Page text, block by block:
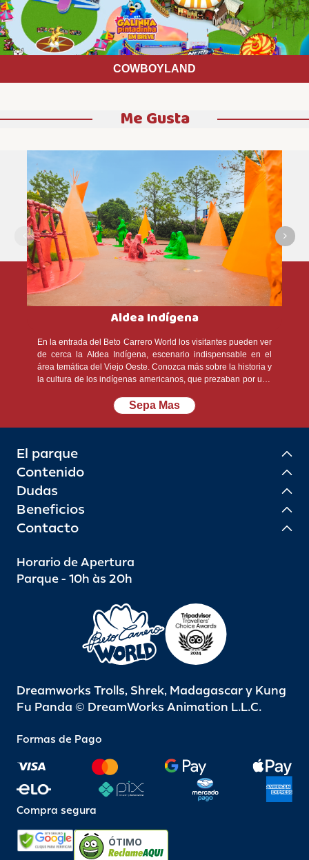
COWBOYLAND
Me Gusta
Aldea Indígena
En la entrada del Beto Carrero World los visitantes pueden ver
de cerca la Aldea Indígena, escenario indispensable en el
área temática del Viejo Oeste. Conozca más sobre la historia y
la cultura de los indígenas americanos, que prezaban por una
Sepa Mas
El parque
Contenido
Dudas
Beneficios
Contacto
Horario de Apertura
Parque - 10h às 20h
Dreamworks Trolls, Shrek, Madagascar y Kung
Fu Panda © DreamWorks Animation L.L.C.
Formas de Pago
Compra segura
ÓTIMO